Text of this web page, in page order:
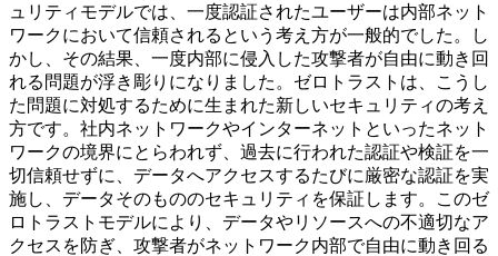
ュリティモデルでは、一度認証されたユーザーは内部ネット
ワークにおいて信頼されるという考え方が一般的でした。し
かし、その結果、一度内部に侵入した攻撃者が自由に動き回
れる問題が浮き彫りになりました。ゼロトラストは、こうし
た問題に対処するために生まれた新しいセキュリティの考え
方です。社内ネットワークやインターネットといったネット
ワークの境界にとらわれず、過去に行われた認証や検証を一
切信頼せずに、データへアクセスするたびに厳密な認証を実
施し、データそのもののセキュリティを保証します。このゼ
ロトラストモデルにより、データやリソースへの不適切なア
クセスを防ぎ、攻撃者がネットワーク内部で自由に動き回る